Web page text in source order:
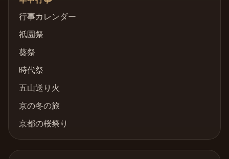
行事カレンダー
祇園祭
葵祭
時代祭
五山送り火
京の冬の旅
京都の桜祭り